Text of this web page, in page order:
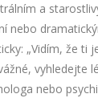
a
nebo
„Vidím, že ti
vyhledejte
nebo